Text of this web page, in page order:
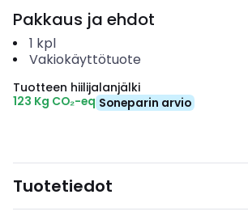
Pakkaus ja ehdot
1 kpl
Vakiokäyttötuote
Tuotteen hiilijalanjälki
123 Kg CO₂-eq Soneparin arvio
Tuotetiedot